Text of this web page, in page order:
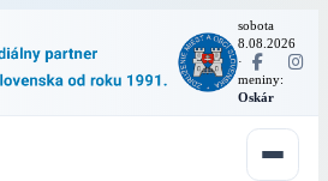
sobota
8.08.2026
·
meniny:
Oskár